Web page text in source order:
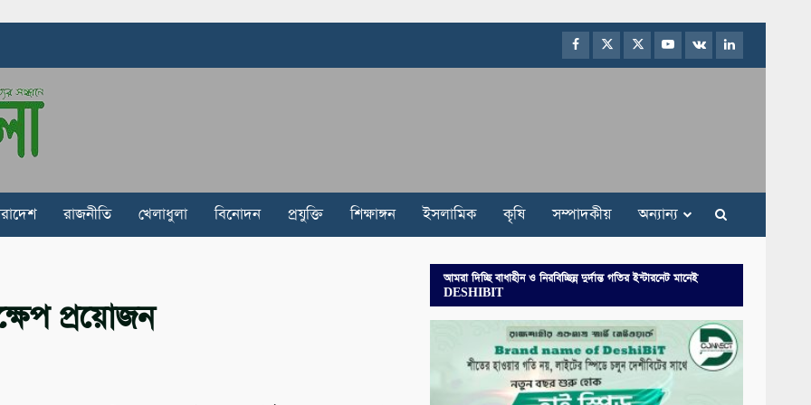
Facebook
TwitterInstagram
Youtube
VK LinkedIn
রাজনীতি খেলাধুলা বিনোদন প্রযুক্তি শিক্ষাঙ্গন ইসলামিক কৃষি সম্পাদকীয় অন্যান্য
প্রয়োজন
আমরা দিচ্ছি বাধাহীন ও নিরবিচ্ছিন্ন দুর্দান্ত গতির ইন্টারনেট মানেই
DESHIBIT